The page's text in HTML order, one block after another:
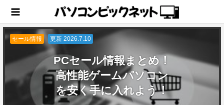
セール情報 更新 2026.7.10
PCセール情報まとめ！
高性能ゲームパソコン
を安く手に入れよう！